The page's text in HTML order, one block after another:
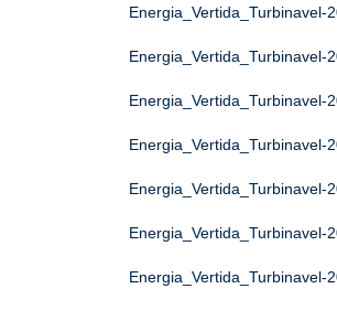
Energia_Vertida_Turbinavel-
Energia_Vertida_Turbinavel-
Energia_Vertida_Turbinavel-
Energia_Vertida_Turbinavel-
Energia_Vertida_Turbinavel-
Energia_Vertida_Turbinavel-
Energia_Vertida_Turbinavel-